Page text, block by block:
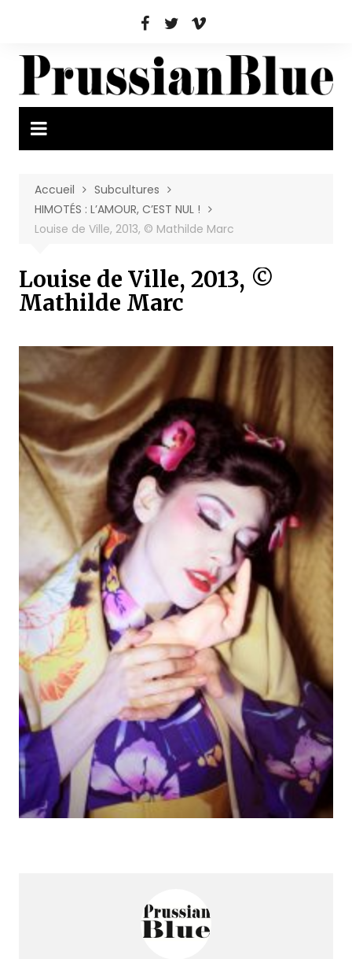
Accueil
Subcultures
HIMOTÉS : L’AMOUR, C’EST NUL !
Louise de Ville, 2013, © Mathilde Marc
Louise de Ville, 2013, ©
Mathilde Marc